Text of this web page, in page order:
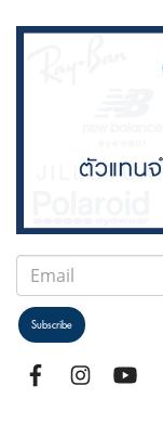
Subscribe